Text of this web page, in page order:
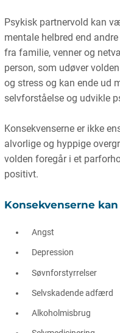
Psykisk partnervold kan
mentale helbred end
fra familie, venner og
person, som udøver
og stress og kan ende ud
selvforståelse og udvikle
Konsekvenserne er ikke
alvorlige og hyppige
volden foregår i et
positivt.
Konsekvenserne
Angst
Depression
Søvnforstyrrelser
Selvskadende adfærd
Alkoholmisbrug